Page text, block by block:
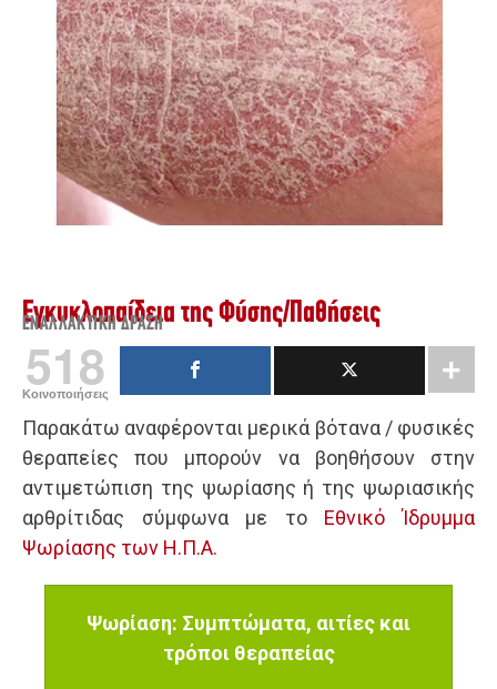
Εγκυκλοπαίδεια της Φύσης/Παθήσεις
ΕΝΑΛΛΑΚΤΙΚΉ ΔΡΆΣΗ
518
Κοινοποιήσεις
Παρακάτω αναφέρονται μερικά βότανα / φυσικές
θεραπείες που μπορούν να βοηθήσουν στην
αντιμετώπιση της ψωρίασης ή της ψωριασικής
αρθρίτιδας σύμφωνα με το Εθνικό Ίδρυμμα
Ψωρίασης των Η.Π.Α.
Ψωρίαση: Συμπτώματα, αιτίες και
τρόποι θεραπείας